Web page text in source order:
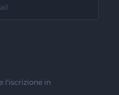
l'iscrizione in